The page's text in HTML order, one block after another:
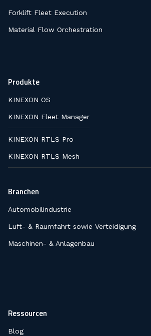
Forklift Fleet Execution
Material Flow Orchestration
Produkte
KINEXON OS
KINEXON Fleet Manager
KINEXON RTLS Pro
KINEXON RTLS Mesh
Branchen
Automobilindustrie
Luft- & Raumfahrt sowie Verteidigung
Maschinen- & Anlagenbau
Ressourcen
Blog